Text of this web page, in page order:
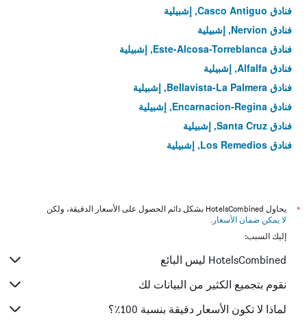
فنادق Casco Antiguo, إشبيلية
فنادق Nervion, إشبيلية
فنادق Este-Alcosa-Torreblanca, إشبيلية
فنادق Alfalfa, إشبيلية
فنادق Bellavista-La Palmera, إشبيلية
فنادق Encarnacion-Regina, إشبيلية
فنادق Santa Cruz, إشبيلية
فنادق Los Remedios, إشبيلية
*
يحاول HotelsCombined بشكل دائم الحصول على الأسعار الدقيقة، ولكن
لا يمكن ضمان الأسعار .
إليك السبب:
HotelsCombined ليس البائع
نقوم بتجميع الكثير من البيانات لك
لماذا لا تكون الأسعار دقيقة بنسبة 100٪؟